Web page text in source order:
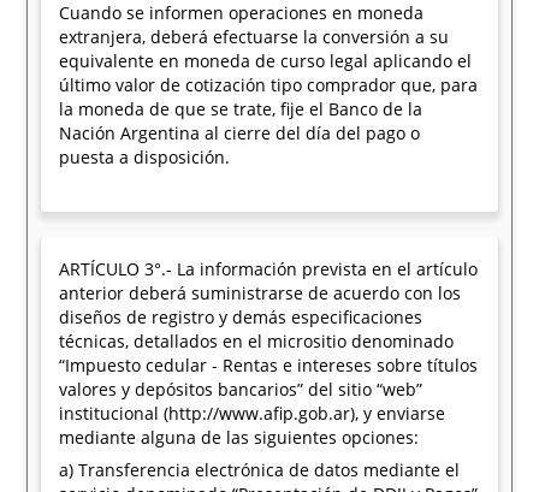
Cuando se informen operaciones en moneda
extranjera, deberá efectuarse la conversión a su
equivalente en moneda de curso legal aplicando el
último valor de cotización tipo comprador que, para
la moneda de que se trate, fije el Banco de la
Nación Argentina al cierre del día del pago o
puesta a disposición.
ARTÍCULO 3°.- La información prevista en el artículo
anterior deberá suministrarse de acuerdo con los
diseños de registro y demás especificaciones
técnicas, detallados en el micrositio denominado
“Impuesto cedular - Rentas e intereses sobre títulos
valores y depósitos bancarios” del sitio “web”
institucional (http://www.afip.gob.ar), y enviarse
mediante alguna de las siguientes opciones:
a) Transferencia electrónica de datos mediante el